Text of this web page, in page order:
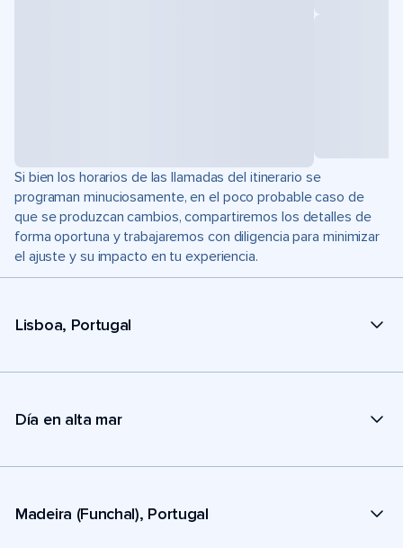
Si bien los horarios de las llamadas del itinerario se
programan minuciosamente, en el poco probable caso de
que se produzcan cambios, compartiremos los detalles de
forma oportuna y trabajaremos con diligencia para minimizar
el ajuste y su impacto en tu experiencia.
Lisboa, Portugal
Día en alta mar
Madeira (Funchal), Portugal